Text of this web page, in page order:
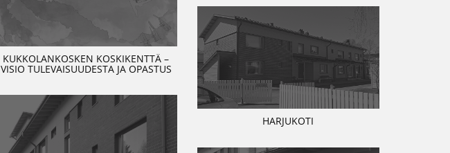
KUKKOLANKOSKEN KOSKIKENTTÄ –
VISIO TULEVAISUUDESTA JA OPASTUS
HARJUKOTI